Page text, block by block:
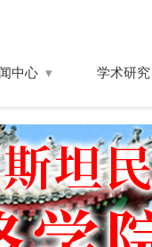
中心 学术研究